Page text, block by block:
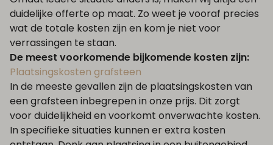
duidelijke offerte op maat. Zo weet je vooraf precies
wat de totale kosten zijn en kom je niet voor
verrassingen te staan.
De meest voorkomende bijkomende kosten zijn:
Plaatsingskosten grafsteen
In de meeste gevallen zijn de plaatsingskosten van
een grafsteen inbegrepen in onze prijs. Dit zorgt
voor duidelijkheid en voorkomt onverwachte kosten.
In specifieke situaties kunnen er extra kosten